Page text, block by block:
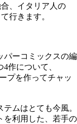
、イタリア人の
行きます。
パーコミックスの編
作について、
プを作ってチャッ
ムはとても今風。
を利用した、若手の